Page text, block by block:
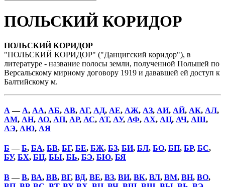
ПОЛЬСКИЙ КОРИДОР
ПОЛЬСКИЙ КОРИДОР
"ПОЛЬСКИЙ КОРИДОР" ("Данцигский коридор"), в
литературе - название полосы земли, полученной Польшей по
Версальскому мирному договору 1919 и дававшей ей доступ к
Балтийскому м.
А — А, АА, АБ, АВ, АГ, АД, АЕ, АЖ, АЗ, АИ, АЙ, АК, АЛ,
АМ, АН, АО, АП, АР, АС, АТ, АУ, АФ, АХ, АЦ, АЧ, АШ,
АЭ, АЮ, АЯ
Б —Б, БА, БВ, БГ, БЕ, БЖ, БЗ, БИ, БЛ, БО, БП, БР, БС,
БУ, БХ, БЦ, БЫ, БЬ, БЭ, БЮ, БЯ
В—В, ВА, ВВ, ВГ, ВД, ВЕ, ВЗ, ВИ, ВК, ВЛ, ВМ, ВН, ВО,